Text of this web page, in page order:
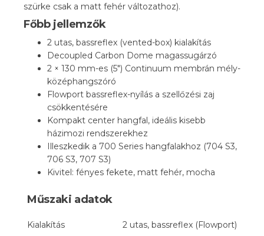
szürke csak a matt fehér változathoz).
Főbb jellemzők
2 utas, bassreflex (vented-box) kialakítás
Decoupled Carbon Dome magassugárzó
2 × 130 mm-es (5″) Continuum membrán mély-
középhangszóró
Flowport bassreflex-nyílás a szellőzési zaj
csökkentésére
Kompakt center hangfal, ideális kisebb
házimozi rendszerekhez
Illeszkedik a 700 Series hangfalakhoz (704 S3,
706 S3, 707 S3)
Kivitel: fényes fekete, matt fehér, mocha
Műszaki adatok
Kialakítás 2 utas, bassreflex (Flowport)